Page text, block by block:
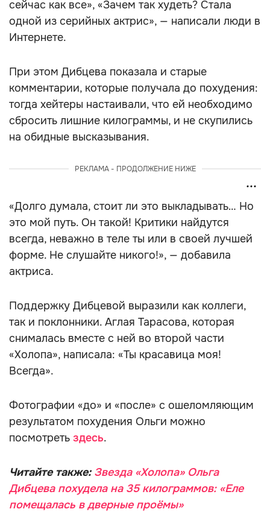
сейчас как все», «Зачем так худеть? Стала
одной из серийных актрис», — написали люди в
Интернете.
При этом Дибцева показала и старые
комментарии, которые получала до похудения:
тогда хейтеры настаивали, что ей необходимо
сбросить лишние килограммы, и не скупились
на обидные высказывания.
РЕКЛАМА - ПРОДОЛЖЕНИЕ НИЖЕ
«Долго думала, стоит ли это выкладывать… Но
это мой путь. Он такой! Критики найдутся
всегда, неважно в теле ты или в своей лучшей
форме. Не слушайте никого!», — добавила
актриса.
Поддержку Дибцевой выразили как коллеги,
так и поклонники. Аглая Тарасова, которая
снималась вместе с ней во второй части
«Холопа», написала: «Ты красавица моя!
Всегда».
Фотографии «до» и «после» с ошеломляющим
результатом похудения Ольги можно
посмотреть здесь.
Читайте также:Звезда «Холопа» Ольга
Дибцева похудела на 35 килограммов: «Еле
помещалась в дверные проёмы»